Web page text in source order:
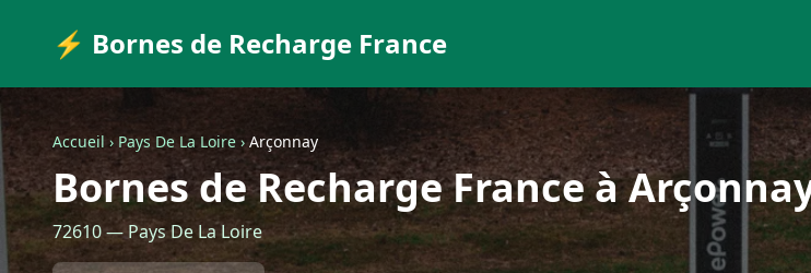
⚡ Bornes de Recharge France
Accueil › Pays De La Loire › Arçonnay
Bornes de Recharge France à
72610 — Pays De La Loire